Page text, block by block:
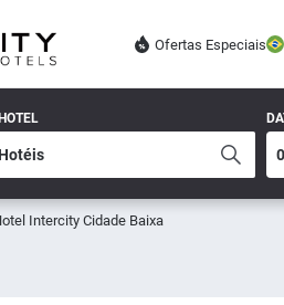
Ofertas Especiais
Intercity Cidade Baixa